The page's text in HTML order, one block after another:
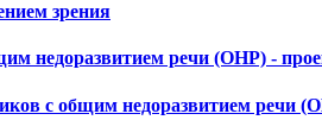
зрения
недоразвитием речи (ОНР) -
с общим недоразвитием речи